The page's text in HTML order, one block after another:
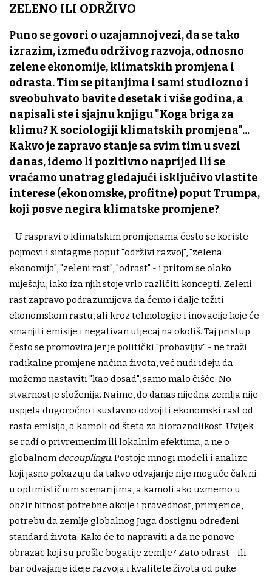
ZELENO ILI ODRŽIVO
Puno se govori o uzajamnoj vezi, da se tako
izrazim, između održivog razvoja, odnosno
zelene ekonomije, klimatskih promjena i
odrasta. Tim se pitanjima i sami studiozno i
sveobuhvato bavite desetak i više godina, a
napisali ste i sjajnu knjigu "Koga briga za
klimu? K sociologiji klimatskih promjena"...
Kakvo je zapravo stanje sa svim tim u svezi
danas, idemo li pozitivno naprijed ili se
vraćamo unatrag gledajući isključivo vlastite
interese (ekonomske, profitne) poput Trumpa,
koji posve negira klimatske promjene?
- U raspravi o klimatskim promjenama često se koriste
pojmovi i sintagme poput "održivi razvoj", "zelena
ekonomija", "zeleni rast", "odrast" - i pritom se olako
miješaju, iako iza njih stoje vrlo različiti koncepti. Zeleni
rast zapravo podrazumijeva da ćemo i dalje težiti
ekonomskom rastu, ali kroz tehnologije i inovacije koje će
smanjiti emisije i negativan utjecaj na okoliš. Taj pristup
često se promovira jer je politički "probavljiv" - ne traži
radikalne promjene načina života, već nudi ideju da
možemo nastaviti "kao dosad", samo malo čišće. No
stvarnost je složenija. Naime, do danas nijedna zemlja nije
uspjela dugoročno i sustavno odvojiti ekonomski rast od
rasta emisija, a kamoli od šteta za bioraznolikost. Uvijek
se radi o privremenim ili lokalnim efektima, a ne o
globalnom decouplingu. Postoje mnogi modeli i analize
koji jasno pokazuju da takvo odvajanje nije moguće čak ni
u optimističnim scenarijima, a kamoli ako uzmemo u
obzir hitnost potrebne akcije i pravednost, primjerice,
potrebu da zemlje globalnog Juga dostignu određeni
standard života. Kako će to napraviti a da ne ponove
obrazac koji su prošle bogatije zemlje? Zato odrast - ili
bar odvajanje ideje razvoja i kvalitete života od puke